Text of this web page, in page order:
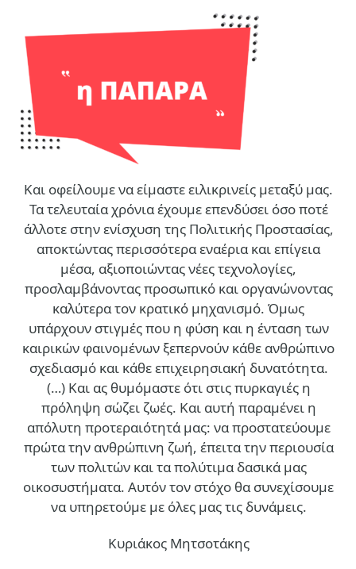
Και οφείλουμε να είμαστε ειλικρινείς μεταξύ μας.
Τα τελευταία χρόνια έχουμε επενδύσει όσο ποτέ
άλλοτε στην ενίσχυση της Πολιτικής Προστασίας,
αποκτώντας περισσότερα εναέρια και επίγεια
μέσα, αξιοποιώντας νέες τεχνολογίες,
προσλαμβάνοντας προσωπικό και οργανώνοντας
καλύτερα τον κρατικό μηχανισμό. Όμως
υπάρχουν στιγμές που η φύση και η ένταση των
καιρικών φαινομένων ξεπερνούν κάθε ανθρώπινο
σχεδιασμό και κάθε επιχειρησιακή δυνατότητα.
(…) Και ας θυμόμαστε ότι στις πυρκαγιές η
πρόληψη σώζει ζωές. Και αυτή παραμένει η
απόλυτη προτεραιότητά μας: να προστατεύουμε
πρώτα την ανθρώπινη ζωή, έπειτα την περιουσία
των πολιτών και τα πολύτιμα δασικά μας
οικοσυστήματα. Αυτόν τον στόχο θα συνεχίσουμε
να υπηρετούμε με όλες μας τις δυνάμεις.
Κυριάκος Μητσοτάκης